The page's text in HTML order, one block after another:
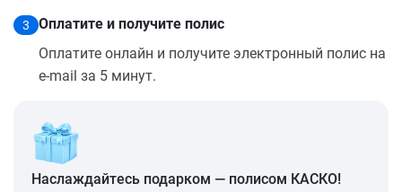
3
Оплатите и получите полис
Оплатите онлайн и получите электронный полис на
e-mail за 5 минут.
Наслаждайтесь подарком — полисом КАСКО!